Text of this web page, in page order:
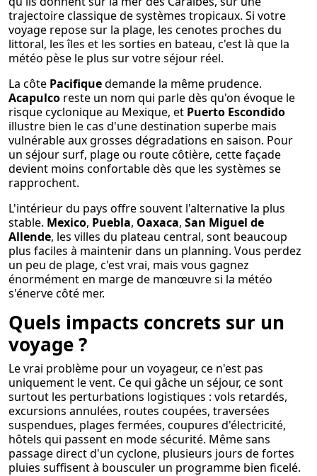
trajectoire classique de systèmes tropicaux. Si votre
voyage repose sur la plage, les cenotes proches du
littoral, les îles et les sorties en bateau, c'est là que la
météo pèse le plus sur votre séjour réel.
La côte Pacifiquedemande la même prudence.
Acapulco reste un nom qui parle dès qu'on évoque le
risque cyclonique au Mexique, et Puerto Escondido
illustre bien le cas d'une destination superbe mais
vulnérable aux grosses dégradations en saison. Pour
un séjour surf, plage ou route côtière, cette façade
devient moins confortable dès que les systèmes se
rapprochent.
L'intérieur du pays offre souvent l'alternative la plus
stable. Mexico, Puebla, Oaxaca, San Miguel de
Allende, les villes du plateau central, sont beaucoup
plus faciles à maintenir dans un planning. Vous perdez
un peu de plage, c'est vrai, mais vous gagnez
énormément en marge de manœuvre si la météo
s'énerve côté mer.
Quels impacts concrets sur un
voyage ?
Le vrai problème pour un voyageur, ce n'est pas
uniquement le vent. Ce qui gâche un séjour, ce sont
surtout les perturbations logistiques : vols retardés,
excursions annulées, routes coupées, traversées
suspendues, plages fermées, coupures d'électricité,
hôtels qui passent en mode sécurité. Même sans
passage direct d'un cyclone, plusieurs jours de fortes
pluies suffisent à bousculer un programme bien ficelé.